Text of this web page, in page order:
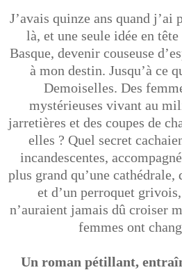
J’avais quinze ans quand
là, et une seule idée en
Basque, devenir couseuse
à mon destin. Jusqu’à ce
Demoiselles. Des
mystérieuses vivant au
jarretières et des coupes de
elles ? Quel secret
incandescentes,
plus grand qu’une cathédrale,
et d’un perroquet
n’auraient jamais dû croiser
femmes ont
Un roman pétillant,